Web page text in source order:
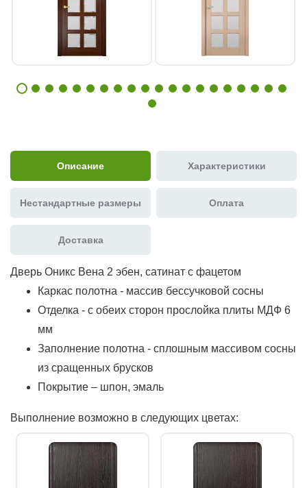
Описание Характеристики
Нестандартные размеры Оплата
Доставка
Дверь Оникс Вена 2 эбен, сатинат с фацетом
Каркас полотна - массив бессучковой сосны
Отделка - с обеих сторон прослойка плиты МДФ 6
мм
Заполнение полотна - сплошным массивом сосны
из сращенных брусков
Покрытие – шпон, эмаль
Выполнение возможно в следующих цветах: